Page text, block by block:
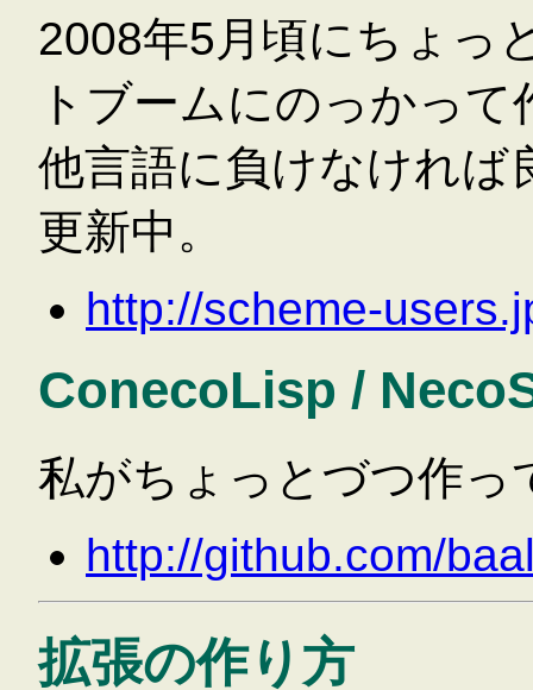
2008年5月頃にちょっ
トブームにのっかっ
他言語に負けなければ
更新中。
http://scheme-
ConecoLisp /
私がちょっとづつ作っ
http://github.com/
拡張の作り方